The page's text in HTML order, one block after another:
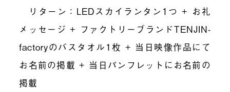
リターン： LEDスカイランタン 1 つ + お礼
メッセージ + ファクトリーブランドTENJIN-
factoryのバスタオル 1 枚 + 当日映像作品にて
お名前の掲載 + 当日パンフレットにお名前の
掲載